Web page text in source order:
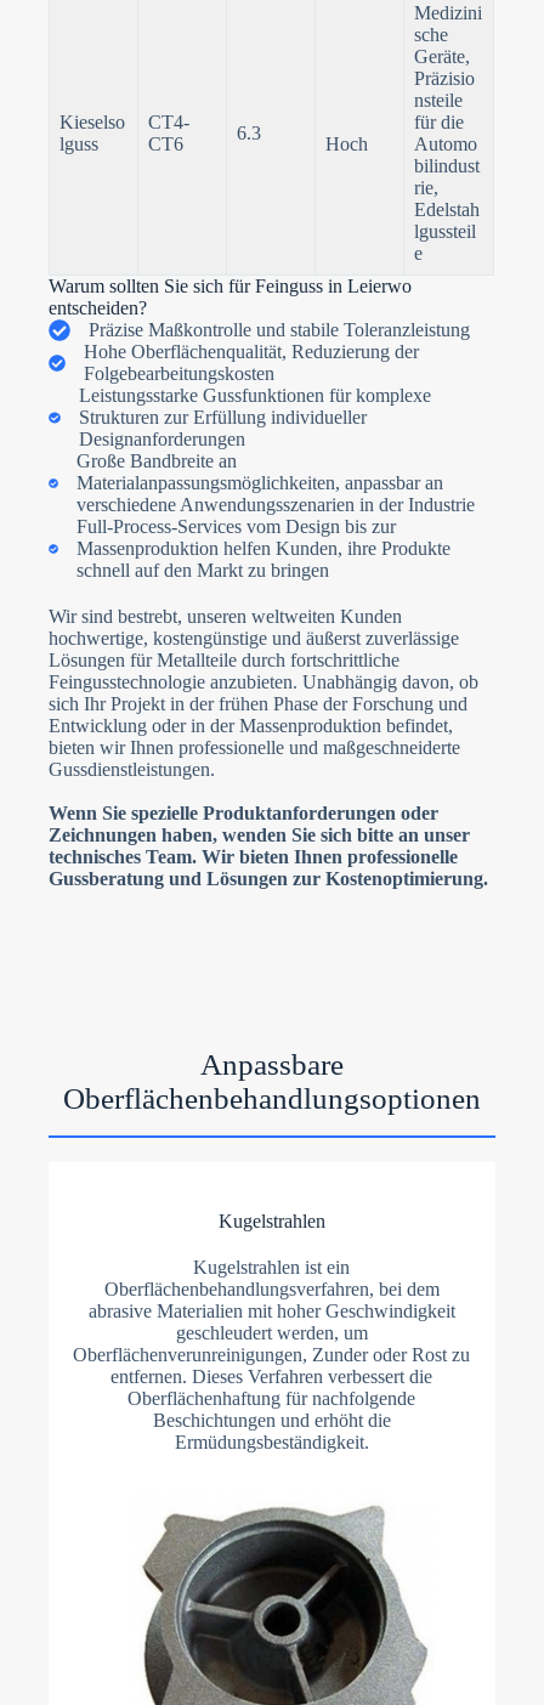
Kieselso
lguss
CT4-
CT6
6.3
Hoch
Medizini
sche
Geräte,
Präzisio
nsteile
für die
Automo
bilindust
rie,
Edelstah
lgussteil
e
Warum sollten Sie sich für Feinguss in Leierwo
entscheiden?
Präzise Maßkontrolle und stabile Toleranzleistung
Hohe Oberflächenqualität, Reduzierung der
Folgebearbeitungskosten
Leistungsstarke Gussfunktionen für komplexe
Strukturen zur Erfüllung individueller
Designanforderungen
Große Bandbreite an
Materialanpassungsmöglichkeiten, anpassbar an
verschiedene Anwendungsszenarien in der Industrie
Full-Process-Services vom Design bis zur
Massenproduktion helfen Kunden, ihre Produkte
schnell auf den Markt zu bringen
Wir sind bestrebt, unseren weltweiten Kunden
hochwertige, kostengünstige und äußerst zuverlässige
Lösungen für Metallteile durch fortschrittliche
Feingusstechnologie anzubieten. Unabhängig davon, ob
sich Ihr Projekt in der frühen Phase der Forschung und
Entwicklung oder in der Massenproduktion befindet,
bieten wir Ihnen professionelle und maßgeschneiderte
Gussdienstleistungen.
Wenn Sie spezielle Produktanforderungen oder
Zeichnungen haben, wenden Sie sich bitte an unser
technisches Team. Wir bieten Ihnen professionelle
Gussberatung und Lösungen zur Kostenoptimierung.
Anpassbare
Oberflächenbehandlungsoptionen
Kugelstrahlen
Kugelstrahlen ist ein
Oberflächenbehandlungsverfahren, bei dem
abrasive Materialien mit hoher Geschwindigkeit
geschleudert werden, um
Oberflächenverunreinigungen, Zunder oder Rost zu
entfernen. Dieses Verfahren verbessert die
Oberflächenhaftung für nachfolgende
Beschichtungen und erhöht die
Ermüdungsbeständigkeit.